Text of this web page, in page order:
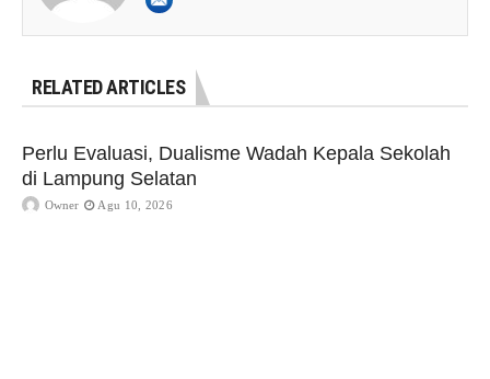
RELATED ARTICLES
Perlu Evaluasi, Dualisme Wadah Kepala Sekolah
di Lampung Selatan
Owner Agu 10, 2026